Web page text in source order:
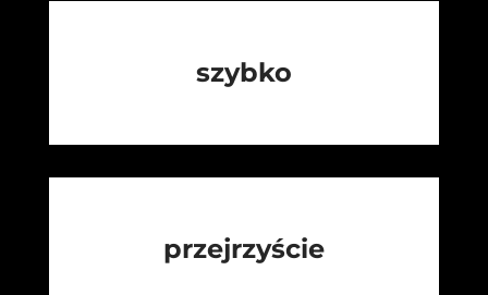
szybko
przejrzyście